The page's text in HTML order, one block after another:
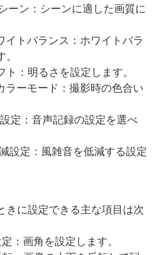
ーン：シーンに適した画質に
イトバランス：ホワイトバラ
ト：明るさを設定します。
ラーモード：撮影時の色合い
定：音声記録の設定を選べ
設定：風雑音を低減する設定
きに設定できる主な項目は次
：画角を設定します。